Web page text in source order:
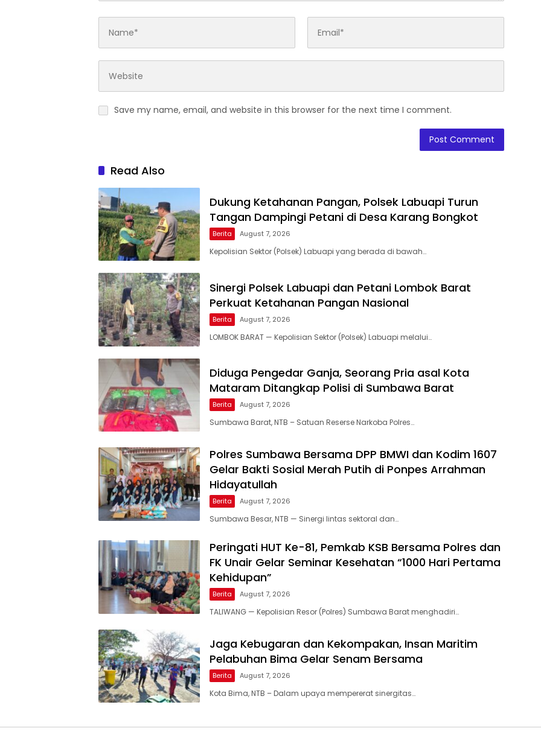
Save my name, email, and website in this browser for the next time I comment.
Read Also
Dukung Ketahanan Pangan, Polsek Labuapi Turun
Tangan Dampingi Petani di Desa Karang Bongkot
Berita August 7, 2026
Kepolisian Sektor (Polsek) Labuapi yang berada di bawah…
Sinergi Polsek Labuapi dan Petani Lombok Barat
Perkuat Ketahanan Pangan Nasional
Berita August 7, 2026
LOMBOK BARAT — Kepolisian Sektor (Polsek) Labuapi melalui…
Diduga Pengedar Ganja, Seorang Pria asal Kota
Mataram Ditangkap Polisi di Sumbawa Barat
Berita August 7, 2026
Sumbawa Barat, NTB – Satuan Reserse Narkoba Polres…
Polres Sumbawa Bersama DPP BMWI dan Kodim 1607
Gelar Bakti Sosial Merah Putih di Ponpes Arrahman
Hidayatullah
Berita August 7, 2026
Sumbawa Besar, NTB — Sinergi lintas sektoral dan…
Peringati HUT Ke-81, Pemkab KSB Bersama Polres dan
FK Unair Gelar Seminar Kesehatan “1000 Hari Pertama
Kehidupan”
Berita August 7, 2026
TALIWANG — Kepolisian Resor (Polres) Sumbawa Barat menghadiri…
Jaga Kebugaran dan Kekompakan, Insan Maritim
Pelabuhan Bima Gelar Senam Bersama
Berita August 7, 2026
Kota Bima, NTB – Dalam upaya mempererat sinergitas…